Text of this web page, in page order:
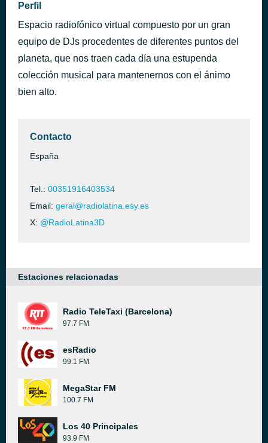
Perfil
Espacio radiofónico virtual compuesto por un gran
equipo de DJs procedentes de diferentes puntos del
planeta, que nos traen cada día una estupenda
colección musical para mantenernos con el ánimo
bien alto.
Contacto
España
Tel.: 00351916403534
Email: geral@radiolatina.esy.es
X: @RadioLatina3D
Estaciones relacionadas
Radio TeleTaxi (Barcelona)
97.7 FM
esRadio
99.1 FM
MegaStar FM
100.7 FM
Los 40 Principales
93.9 FM